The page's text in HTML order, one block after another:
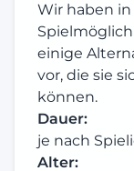
Wir haben in
einige
vor, die sie
können.
Dauer:
je nach
Alter: